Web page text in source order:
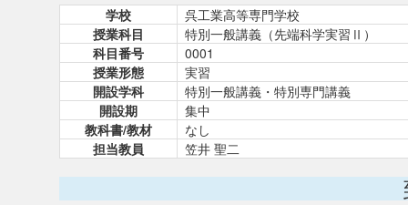
学校
呉工業高等専門学校
授業科目
特別一般講義（先端科学実習Ⅱ）
科目番号
0001
授業形態
実習
開設学科
特別一般講義・特別専門講義
開設期
集中
教科書/教材
なし
担当教員
笠井 聖二